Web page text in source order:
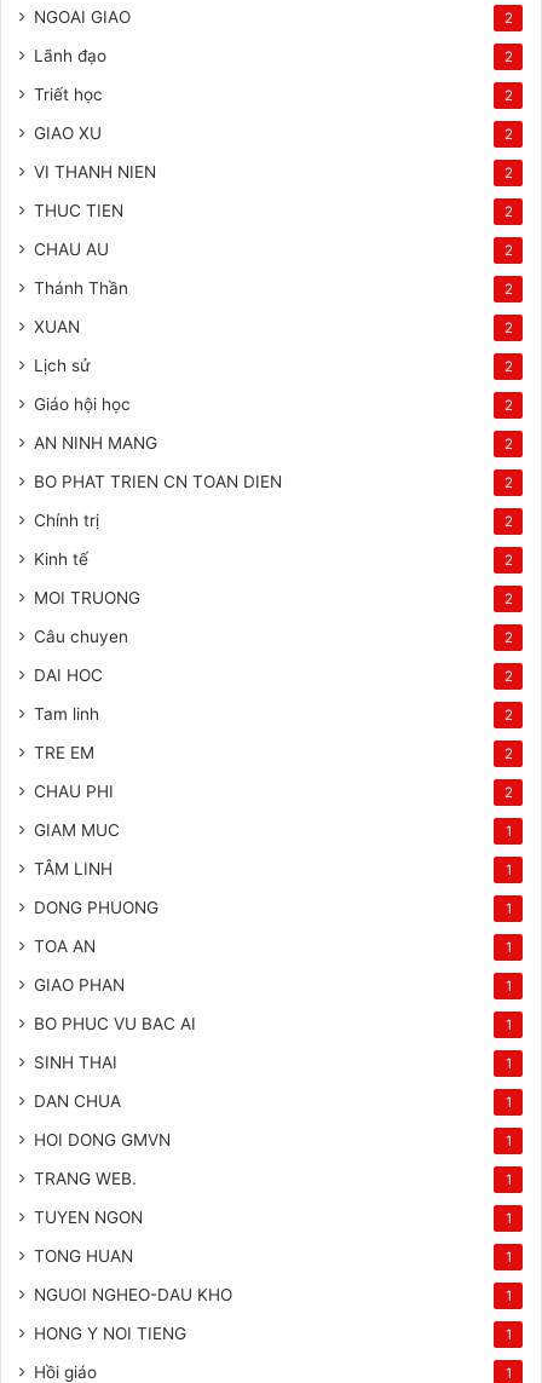
NGOAI GIAO 2
Lãnh đạo 2
Triết học 2
GIAO XU 2
VI THANH NIEN 2
THUC TIEN 2
CHAU AU 2
Thánh Thần 2
XUAN 2
Lịch sử 2
Giáo hội học 2
AN NINH MANG 2
BO PHAT TRIEN CN TOAN DIEN 2
Chính trị 2
Kinh tế 2
MOI TRUONG 2
Câu chuyen 2
DAI HOC 2
Tam linh 2
TRE EM 2
CHAU PHI 2
GIAM MUC 1
TÂM LINH 1
DONG PHUONG 1
TOA AN 1
GIAO PHAN 1
BO PHUC VU BAC AI 1
SINH THAI 1
DAN CHUA 1
HOI DONG GMVN 1
TRANG WEB. 1
TUYEN NGON 1
TONG HUAN 1
NGUOI NGHEO-DAU KHO 1
HONG Y NOI TIENG 1
Hồi giáo 1